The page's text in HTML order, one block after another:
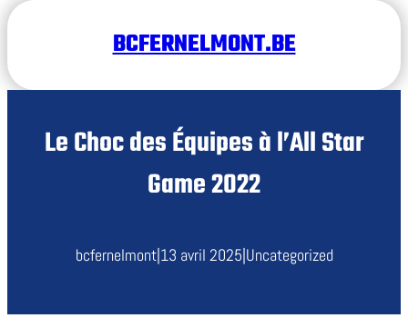
BCFERNELMONT.BE
Le Choc des Équipes à l’All Star
Game 2022
bcfernelmont|13 avril 2025|Uncategorized